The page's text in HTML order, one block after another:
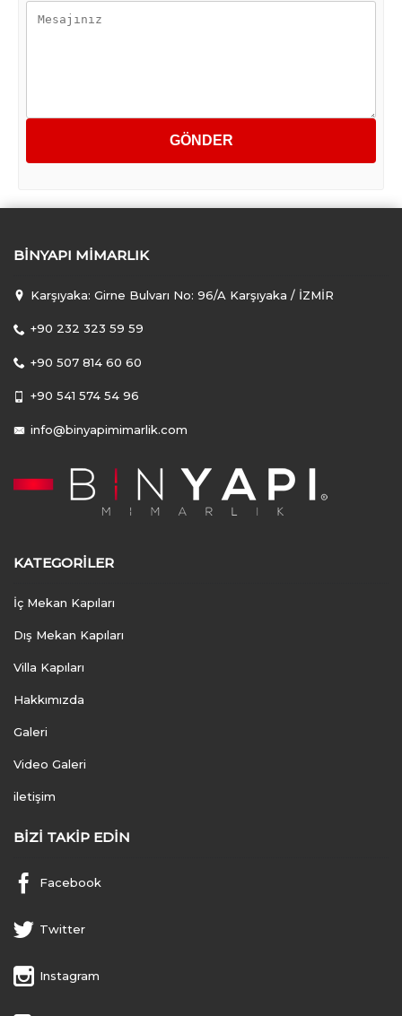
BINYAPI MIMARLIK
Karşıyaka: Girne Bulvarı No: 96/A Karşıyaka / İZMİR
+90 232 323 59 59
+90 507 814 60 60
+90 541 574 54 96
info@binyapimimarlik.com
KATEGORILER
İç Mekan Kapıları
Dış Mekan Kapıları
Villa Kapıları
Hakkımızda
Galeri
Video Galeri
iletişim
BIZI TAKIP EDIN
Facebook
Twitter
Instagram